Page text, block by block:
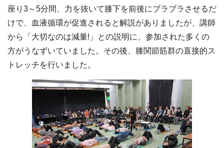
座り3～5分間、力を抜いて膝下を前後にブラブラさせるだ
けで、血液循環が促進されると解説がありましたが、講師
から「大切なのは減量!」との説明に、参加された多くの
方がうなずいていました。その後、膝関節筋群の直接的ス
トレッチを行いました。